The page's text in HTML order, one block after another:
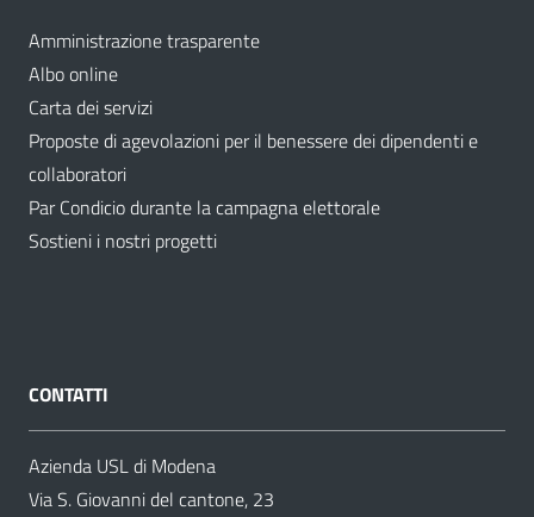
Amministrazione trasparente
Albo online
Carta dei servizi
Proposte di agevolazioni per il benessere dei dipendenti e
collaboratori
Par Condicio durante la campagna elettorale
Sostieni i nostri progetti
CONTATTI
Azienda USL di Modena
Via S. Giovanni del cantone, 23